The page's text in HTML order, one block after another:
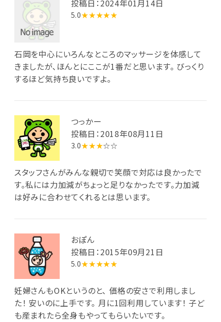
投稿日：2024年01月14日
5.0★★★★★
石岡を中心にいろんなところのマッサージを体感して
きましたが、ほんとにここが1番だと思います。 びっくり
するほど気持ち良いですよ。
つっかー
投稿日：2018年08月11日
3.0★★★☆☆
スタッフさんがみんな親切で笑顔で対応は良かったで
す。私には力加減がちょっと足りなかったです。力加減
は好みに合わせてくれるとは思います。
おぽん
投稿日：2015年09月21日
5.0★★★★★
妊婦さんもOKというのと、 価格の安さで利用しまし
た！ 安いのに上手です。 月に1回利用しています！ 子ど
も産まれたら全身もやってもらいたいです。